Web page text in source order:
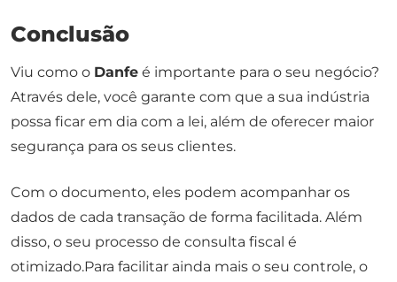
Conclusão
Viu como o Danfe é importante para o seu negócio?
Através dele, você garante com que a sua indústria
possa ficar em dia com a lei, além de oferecer maior
segurança para os seus clientes.
Com o documento, eles podem acompanhar os
dados de cada transação de forma facilitada. Além
disso, o seu processo de consulta fiscal é
otimizado.Para facilitar ainda mais o seu controle, o